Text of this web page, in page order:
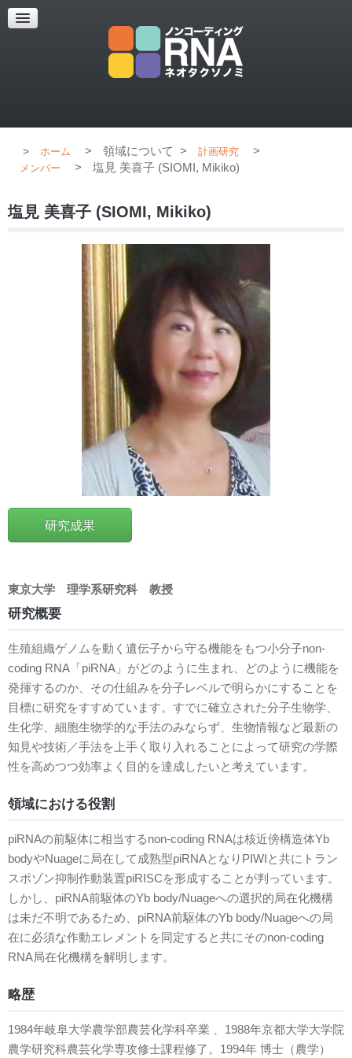
超解像顕微鏡
超解像顕微鏡の紹介
ホーム > 領域について > 計画研究 >
メンバー > 塩見 美喜子 (SIOMI, Mikiko)
塩見 美喜子 (SIOMI, Mikiko)
研究成果
東京大学 理学系研究科 教授
研究概要
生殖組織ゲノムを動く遺伝子から守る機能をもつ小分子non-
coding RNA「piRNA」がどのように生まれ、どのように機能を
発揮するのか、その仕組みを分子レベルで明らかにすることを
目標に研究をすすめています。すでに確立された分子生物学、
生化学、細胞生物学的な手法のみならず、生物情報など最新の
知見や技術／手法を上手く取り入れることによって研究の学際
性を高めつつ効率よく目的を達成したいと考えています。
領域における役割
piRNAの前駆体に相当するnon-coding RNAは核近傍構造体Yb
bodyやNuageに局在して成熟型piRNAとなりPIWIと共にトラン
スポゾン抑制作動装置piRISCを形成することが判っています。
しかし、piRNA前駆体のYb body/Nuageへの選択的局在化機構
は未だ不明であるため、piRNA前駆体のYb body/Nuageへの局
在に必須な作動エレメントを同定すると共にそのnon-coding
RNA局在化機構を解明します。
略歴
1984年岐阜大学農学部農芸化学科卒業 、1988年京都大学大学院
農学研究科農芸化学専攻修士課程修了。1994年 博士（農学）